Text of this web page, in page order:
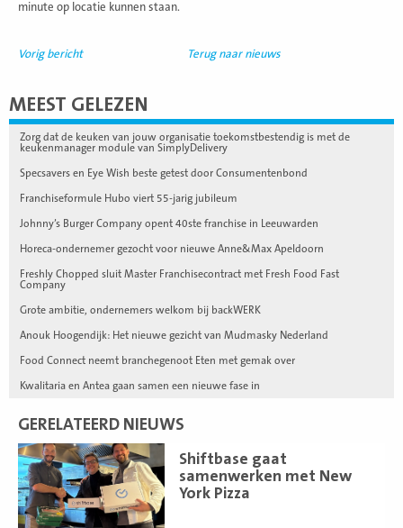
minute op locatie kunnen staan.
Vorig bericht Terug naar nieuws
MEEST GELEZEN
Zorg dat de keuken van jouw organisatie toekomstbestendig is met de
keukenmanager module van SimplyDelivery
Specsavers en Eye Wish beste getest door Consumentenbond
Franchiseformule Hubo viert 55-jarig jubileum
Johnny’s Burger Company opent 40ste franchise in Leeuwarden
Horeca-ondernemer gezocht voor nieuwe Anne&Max Apeldoorn
Freshly Chopped sluit Master Franchisecontract met Fresh Food Fast
Company
Grote ambitie, ondernemers welkom bij backWERK
Anouk Hoogendijk: Het nieuwe gezicht van Mudmasky Nederland
Food Connect neemt branchegenoot Eten met gemak over
Kwalitaria en Antea gaan samen een nieuwe fase in
GERELATEERD NIEUWS
Shiftbase gaat
samenwerken met New
York Pizza
Lees
meer